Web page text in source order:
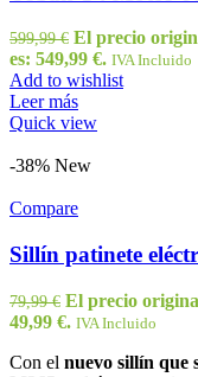
599,99€ El precio
es: 549,99 €. IVA Incluido
Add to wishlist
Leer más
Quick view
-38% New
Compare
Sillín patinete
79,99€ El precio
49,99 €. IVA Incluido
Con el nuevo sillín que